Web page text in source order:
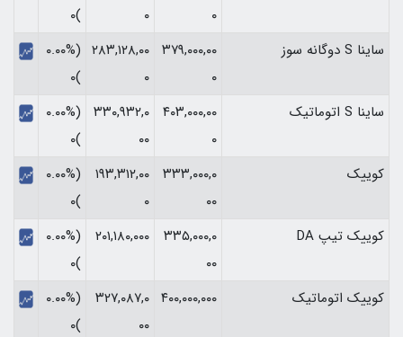
۰
۰
)۰
ساینا S دوگانه سوز
۳۷۹,۰۰۰,۰۰
۰
۲۸۳,۱۲۸,۰۰
۰
(۰.۰۰%
)۰
ساینا S اتوماتیک
۴۰۳,۰۰۰,۰۰
۰
۳۳۰,۹۳۲,۰
۰۰
(۰.۰۰%
)۰
کوییک
۳۳۳,۰۰۰,۰
۰۰
۱۹۳,۳۱۲,۰۰
۰
(۰.۰۰%
)۰
کوییک تیپ DA
۳۳۵,۰۰۰,۰
۰۰
۲۰۱,۱۸۰,۰۰۰
(۰.۰۰%
)۰
کوییک اتوماتیک
۴۰۰,۰۰۰,۰۰۰ ۳۲۷,۰۸۷,۰
۰۰
(۰.۰۰%
)۰